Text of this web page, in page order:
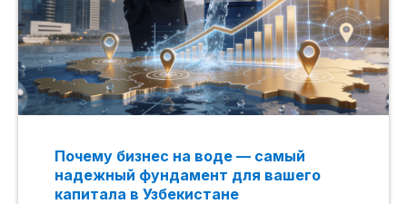
Почему бизнес на воде — самый
надежный фундамент для вашего
капитала в Узбекистане